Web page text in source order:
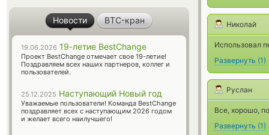
Николай
Использовал
Развернуть (1)
Руслан
Все, хорошо,
Развернуть (1)
Новости BTC-кран
19.06.2026 19-летие BestChange
Проект BestChange отмечает свое 19-летие!
Поздравляем всех наших партнеров, коллег и
пользователей.
25.12.2025 Наступающий Новый год
Уважаемые пользователи! Команда BestChange
поздравляет всех с наступающим 2026 годом
и желает всего наилучшего!